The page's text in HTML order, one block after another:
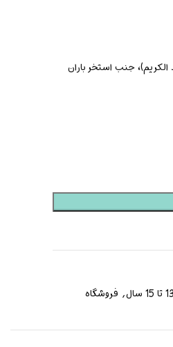
, فروشگاه